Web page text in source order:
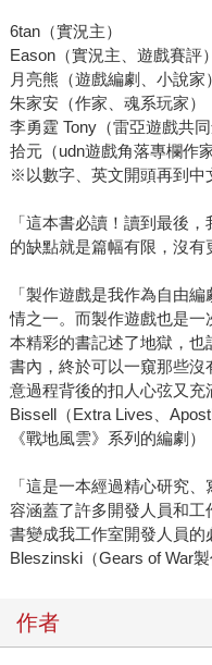
6tan（實況主）
Eason（實況主、遊戲賽評）
月亮熊（遊戲編劇、小說家）
朱家安（作家、魂系玩家）
李勇霆 Tony（雷亞遊戲共
拾元（udn遊戲角落專欄作
※以數字、英文開頭再到中
「這本書必讀！讀到最後
的缺點就是篇幅有限，沒
「製作遊戲是我作為自由
情之一。而製作遊戲也是
本精彩的書記述了地獄，
書內，終於可以一窺那些沒
意過程背後的扣人心弦又
Bissell（Extra Lives、
《戰地風雲》系列的編劇）
「這是一本經過精心研究
容涵蓋了許多開發人員和
書變成我工作室開發人員
Bleszinski（Gears of War
作者